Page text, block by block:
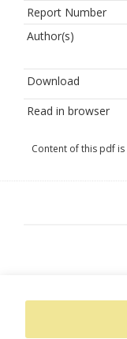
Report Number
Author(s)
Download
Read in browser
Content of this pdf is